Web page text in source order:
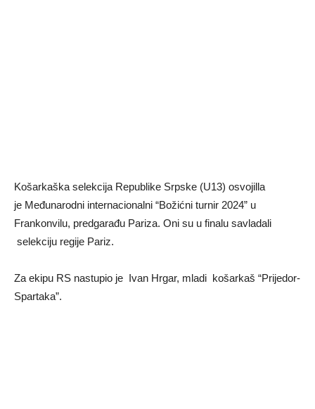
Košarkaška selekcija Republike Srpske (U13) osvojilla
je Međunarodni internacionalni “Božićni turnir 2024” u
Frankonvilu, predgarađu Pariza. Oni su u finalu savladali
selekciju regije Pariz.
Za ekipu RS nastupio je Ivan Hrgar, mladi košarkaš “Prijedor-
Spartaka”.